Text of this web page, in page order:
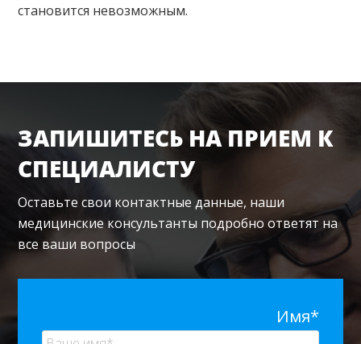
становится невозможным.
ЗАПИШИТЕСЬ НА ПРИЕМ К
СПЕЦИАЛИСТУ
Оставьте свои контактные данные, наши
медицинские консультанты подробно ответят на
все ваши вопросы
Имя*